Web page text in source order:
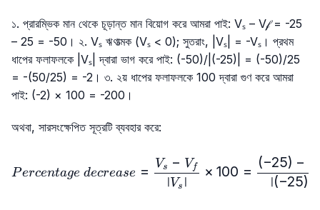
১. প্রারম্ভিক মান থেকে চূড়ান্ত মান বিয়োগ করে আমরা পাই: Vₛ – V𝒻 = -25
– 25 = -50। ২. Vₛ ঋণাত্মক (Vₛ < 0); সুতরাং, |Vₛ| = -Vₛ। প্রথম
ধাপের ফলাফলকে |Vₛ| দ্বারা ভাগ করে পাই: (-50)/|(-25)| = (-50)/25
= -(50/25) = -2। ৩. ২য় ধাপের ফলাফলকে 100 দ্বারা গুণ করে আমরা
পাই: (-2) × 100 = -200।
অথবা, সারসংক্ষেপিত সূত্রটি ব্যবহার করে:
Percentage\
Percentage decrease =
∣Vs ∣
Vs − Vf × 100 =
∣(−25)
(−25) −